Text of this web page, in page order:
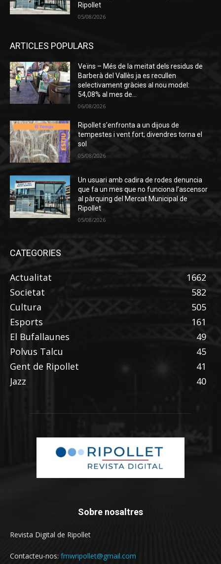
Ripollet
05/08/2026
ARTICLES POPULARS
Veïns – Més de la meitat dels residus de
Barberà del Vallès ja es recullen
selectivament gràcies al nou model:
54,08% al mes de...
06/08/2026
Ripollet s’enfronta a un dijous de
tempestes i vent fort; divendres torna el
sol
05/08/2026
Un usuari amb cadira de rodes denuncia
que fa un mes que no funciona l’ascensor
al pàrquing del Mercat Municipal de
Ripollet
05/08/2026
CATEGORIES
Actualitat
1662
Societat
582
Cultura
505
Esports
161
El Bufallaunes
49
Polvus Talcu
45
Gent de Ripollet
41
Jazz
40
Sobre nosaltres
Revista Digital de Ripollet
Contacteu-nos: fmwripollet@gmail.com